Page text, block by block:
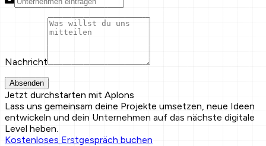
Nachricht
Absenden
Jetzt durchstarten mit Aplons
Lass uns gemeinsam deine Projekte umsetzen, neue Ideen
entwickeln und dein Unternehmen auf das nächste digitale
Level heben.
Kostenloses Erstgespräch buchen